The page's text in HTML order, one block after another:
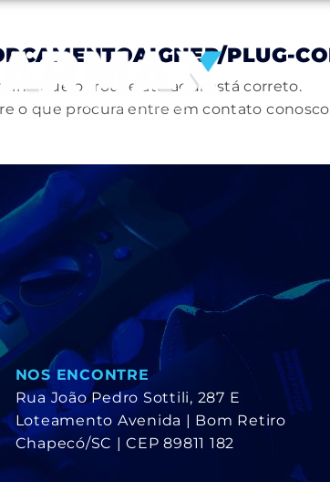
PLUG-
link que o trouxe até aqui está correto.
o que procura entre em contato
NOS ENCONTRE
Rua João Pedro Sottili, 287 E
Loteamento Avenida | Bom Retiro
Chapecó/SC | CEP 89811 182